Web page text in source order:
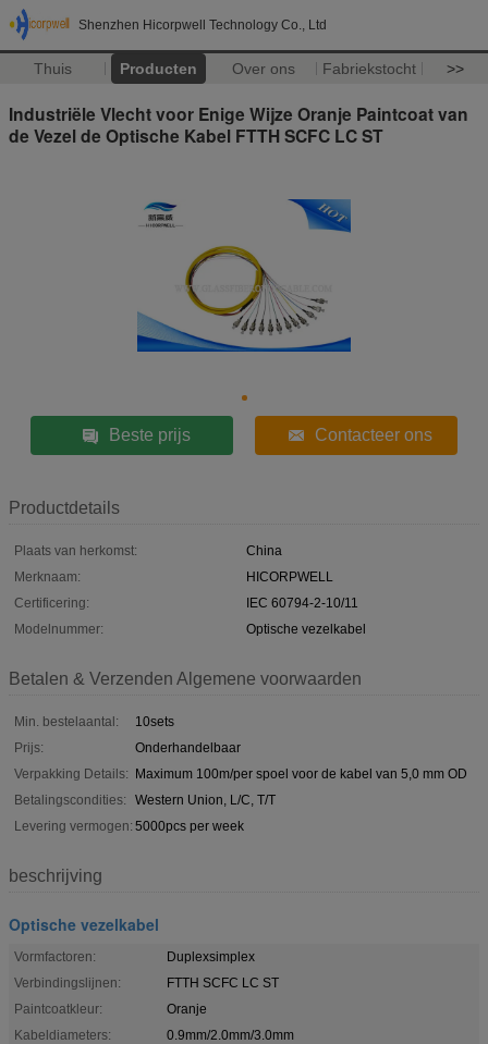
Shenzhen Hicorpwell Technology Co., Ltd
Thuis Producten Over ons Fabriekstocht >>
Industriële Vlecht voor Enige Wijze Oranje Paintcoat van
de Vezel de Optische Kabel FTTH SCFC LC ST
Beste prijs Contacteer ons
Productdetails
Plaats van herkomst:
China
Merknaam:
HICORPWELL
Certificering:
IEC 60794-2-10/11
Modelnummer:
Optische vezelkabel
Betalen & Verzenden Algemene voorwaarden
Min. bestelaantal:
10sets
Prijs:
Onderhandelbaar
Verpakking Details: Maximum 100m/per spoel voor de kabel van 5,0 mm OD
Betalingscondities:
Western Union, L/C, T/T
Levering vermogen: 5000pcs per week
beschrijving
Optische vezelkabel
Vormfactoren:
Duplexsimplex
Verbindingslijnen:
FTTH SCFC LC ST
Paintcoatkleur:
Oranje
Kabeldiameters:
0.9mm/2.0mm/3.0mm